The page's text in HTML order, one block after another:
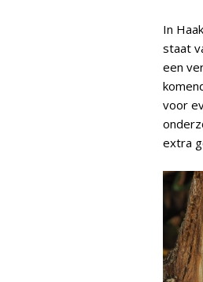
In
staat
een
voor
extra